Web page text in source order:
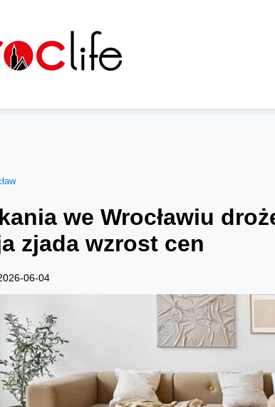
we Wrocławiu
zjada wzrost cen
06-04